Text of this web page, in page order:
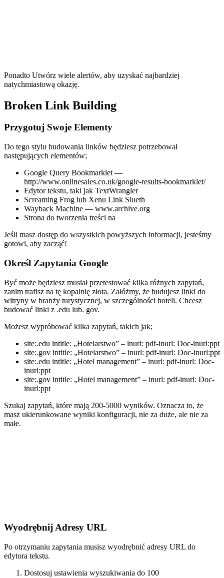
Ponadto Utwórz wiele alertów, aby uzyskać najbardziej
natychmiastową okazję.
Broken Link Building
Przygotuj Swoje Elementy
Do tego stylu budowania linków będziesz potrzebował
następujących elementów;
Google Query Bookmarklet —
http://www.onlinesales.co.uk/google-results-bookmarklet/
Edytor tekstu, taki jak TextWrangler
Screaming Frog lub Xenu Link Slueth
Wayback Machine — www.archive.org
Strona do tworzenia treści na
Jeśli masz dostęp do wszystkich powyższych informacji, jesteśmy
gotowi, aby zacząć!
Określ Zapytania Google
Być może będziesz musiał przetestować kilka różnych zapytań,
zanim trafisz na tę kopalnię złota. Załóżmy, że budujesz linki do
witryny w branży turystycznej, w szczególności hoteli. Chcesz
budować linki z .edu lub. gov.
Możesz wypróbować kilka zapytań, takich jak;
site:.edu intitle: „Hotelarstwo” – inurl: pdf-inurl: Doc-inurl:ppt
site:.gov intitle: „Hotelarstwo” – inurl: pdf-inurl: Doc-inurl:ppt
site:.edu intitle: „Hotel management” – inurl: pdf-inurl: Doc-
inurl:ppt
site:.gov intitle: „Hotel management” – inurl: pdf-inurl: Doc-
inurl:ppt
Szukaj zapytań, które mają 200-5000 wyników. Oznacza to, że
masz ukierunkowane wyniki konfiguracji, nie za duże, ale nie za
małe.
Wyodrębnij Adresy URL
Po otrzymaniu zapytania musisz wyodrębnić adresy URL do
edytora tekstu.
Dostosuj ustawienia wyszukiwania do 100